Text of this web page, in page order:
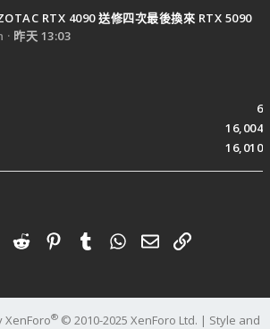
RTX 4090 送修四次最後換來 RTX 5090
昨天 13:03
6
16,004
16,010
RedditPinterestTumblrWhatsApp
電子郵件
連結
XenForo® © 2010-2025 XenForo Ltd. | Style and